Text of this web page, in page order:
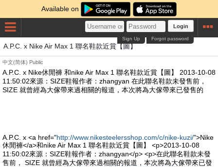
Available on
Login
Forgot password
Sign Up
A.P.C. x Nike Air Max 1 聯名鞋款近賞【圖】
中文(简体) Public
A.P.C. x Nike休閒褲 和nike Air Max 1 聯名鞋款近賞【圖】 2013-10-08
11:50:02來源：SIZE鞋報作者：zhangyan 在此聯名鞋款未發售前，
SIZE 就曾經為大傢帶來過相關的報道，本次將為大傢帶來已發售的
A.P.C. x <a href="http://www.nikesteelersshop.com/c/nike-kuzi/">Nike
休閒褲</a>和nike Air Max 1 聯名鞋款近賞【圖】 <p>2013-10-08
11:50:02來源：SIZE鞋報作者：zhangyan</p> <p>在此聯名鞋款未發
售前， SIZE 就曾經為大傢帶來過相關的報道，本次將為大傢帶來已發